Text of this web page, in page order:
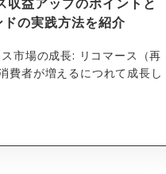
収益アップのポイントと
の実践方法を紹介
市場の成長: リコマース（再
費者が増えるにつれて成長し